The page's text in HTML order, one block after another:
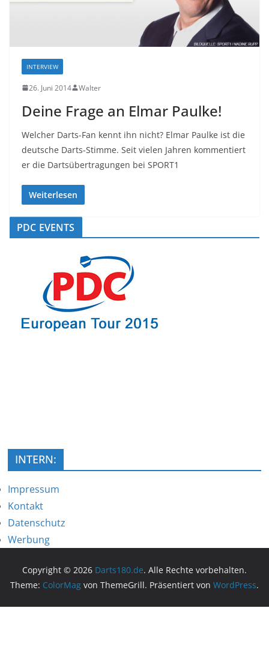
INTERVIEW
26. Juni 2014 Walter
Deine Frage an Elmar Paulke!
Welcher Darts-Fan kennt ihn nicht? Elmar Paulke ist die
deutsche Darts-Stimme. Seit vielen Jahren kommentiert
er die Dartsübertragungen bei SPORT1
Weiterlesen
PDC EVENTS
INTERN:
Impressum
Kontakt
Datenschutz
Werbung
Copyright © 2026 Darts180.de. Alle Rechte vorbehalten.
Theme: ColorMag von ThemeGrill. Präsentiert von WordPress.